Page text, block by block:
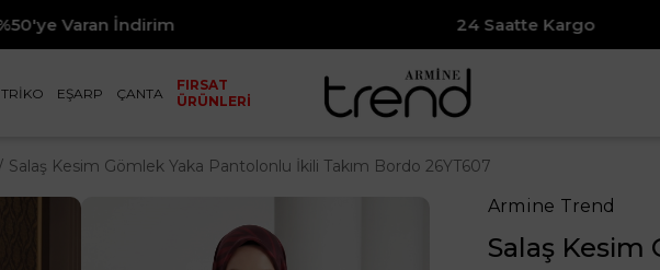
TRİKO EŞARP ÇANTA
FIRSAT
ÜRÜNLERİ
Salaş Kesim Gömlek Yaka Pantolonlu İkili Takım Bordo 26YT607
Armine Trend
Salaş